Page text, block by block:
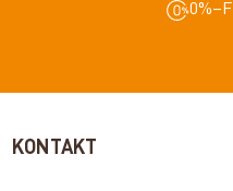
KONTAKT